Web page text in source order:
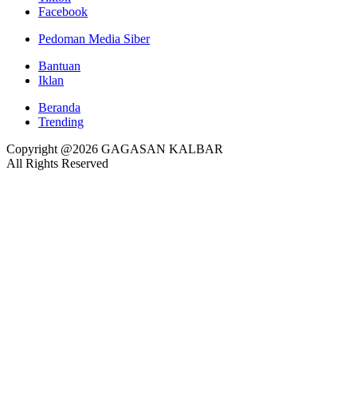
Facebook
Pedoman Media Siber
Bantuan
Iklan
Beranda
Trending
Copyright @2026 GAGASAN KALBAR
All Rights Reserved